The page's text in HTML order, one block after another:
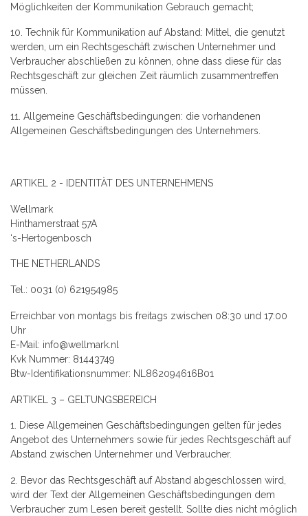
Möglichkeiten der Kommunikation Gebrauch gemacht;
10. Technik für Kommunikation auf Abstand: Mittel, die genutzt
werden, um ein Rechtsgeschäft zwischen Unternehmer und
Verbraucher abschließen zu können, ohne dass diese für das
Rechtsgeschäft zur gleichen Zeit räumlich zusammentreffen
müssen.
11. Allgemeine Geschäftsbedingungen: die vorhandenen
Allgemeinen Geschäftsbedingungen des Unternehmers.
ARTIKEL 2 - IDENTITÄT DES UNTERNEHMENS
Wellmark
Hinthamerstraat 57A
‘s-Hertogenbosch
THE NETHERLANDS
Tel.: 0031 (0) 621954985
Erreichbar von montags bis freitags zwischen 08:30 und 17:00
Uhr
E-Mail: info@wellmark.nl
Kvk Nummer: 81443749
Btw-Identifikationsnummer: NL862094616B01
ARTIKEL 3 – GELTUNGSBEREICH
1. Diese Allgemeinen Geschäftsbedingungen gelten für jedes
Angebot des Unternehmers sowie für jedes Rechtsgeschäft auf
Abstand zwischen Unternehmer und Verbraucher.
2. Bevor das Rechtsgeschäft auf Abstand abgeschlossen wird,
wird der Text der Allgemeinen Geschäftsbedingungen dem
Verbraucher zum Lesen bereit gestellt. Sollte dies nicht möglich